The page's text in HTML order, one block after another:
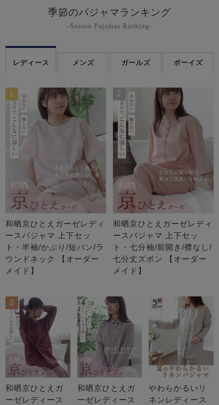
季節のパジャマランキング
-Season Pajamas Ranking-
レディース メンズ ガールズ ボーイズ
1
和晒京ひとえガーゼレディ
ースパジャマ 上下セッ
ト・半袖/かぶり/短パン/ラ
ウンドネック 【オーダー
メイド】
2
和晒京ひとえガーゼレディ
ースパジャマ 上下セッ
ト・七分袖/前開き/襟なし/
七分丈ズボン 【オーダー
メイド】
3
和晒京ひとえガ
ーゼレディース
4
和晒京ひとえガ
ーゼレディース
5
やわらかるいリ
ネンレディース